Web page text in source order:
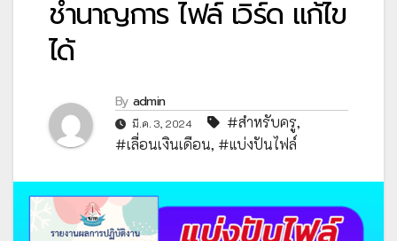
ชำนาญการ ไฟล์ เวิร์ด แก้ไข
ได้
By admin
มี.ค. 3, 2024 #สำหรับครู,
#เลื่อนเงินเดือน, #แบ่งปันไฟล์